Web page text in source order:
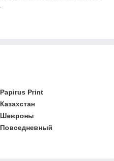
Papirus Print
Казахстан
Шевроны
Повседневный